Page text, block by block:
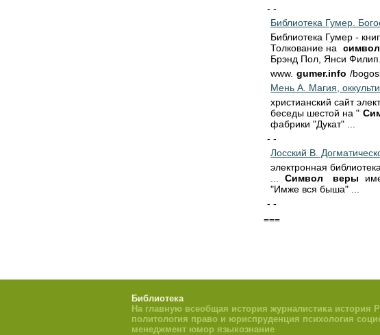
- -
Библиотека Гумер.
Библиотека Гумер -
Толкование на
символ
Брэнд Пол, Янси Филип.
www. gumer.info /
Мень А. Магия,
христианский сайт
беседы шестой на "
фабрики "Дукат" ...
- -
Лосский В.
электронная
Символ веры
"Имже вся быша" ...
- -
===
Библиотека
На главную всеобщая история журналистика история
политология право и юриспруденция психология
менеджмент юмор языкознание